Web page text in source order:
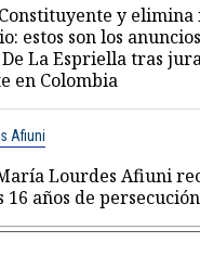
y elimina
estos son los
La Espriella tras
en Colombia
Afiuni
Lourdes Afiuni
16 años de